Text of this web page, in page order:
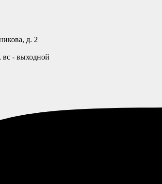
д. 2
вс - выходной